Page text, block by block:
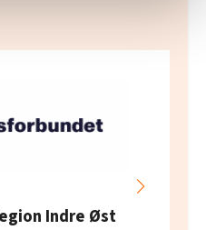
du bruker
samarbeidspartnere
Indre Øst